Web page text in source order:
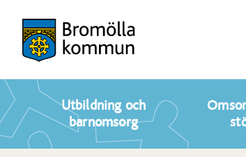
Utbildning och
barnomsorg